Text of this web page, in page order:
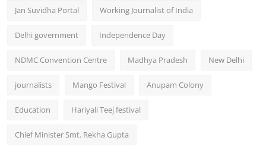
Jan Suvidha Portal Working Journalist of India
Delhi government Independence Day
NDMC Convention Centre Madhya Pradesh New Delhi
journalists Mango Festival Anupam Colony
Education Hariyali Teej festival
Chief Minister Smt. Rekha Gupta